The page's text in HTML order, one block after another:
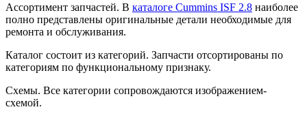
Ассортимент запчастей. В каталоге Cummins ISF 2.8 наиболее
полно представлены оригинальные детали необходимые для
ремонта и обслуживания.
Каталог состоит из категорий. Запчасти отсортированы по
категориям по функциональному признаку.
Схемы. Все категории сопровождаются изображением-
схемой.